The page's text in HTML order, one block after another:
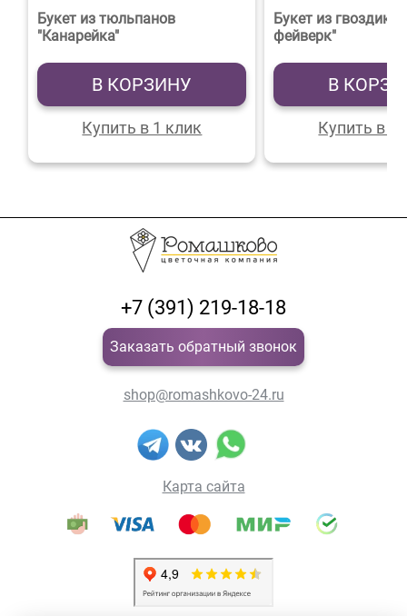
Букет из тюльпанов
"Канарейка"
В КОРЗИНУ
Купить в 1 клик
Букет из гвоздик
фейверк"
В
Купить в 1
+7 (391) 219-18-18
Заказать обратный звонок
shop@romashkovo-24.ru
Карта сайта